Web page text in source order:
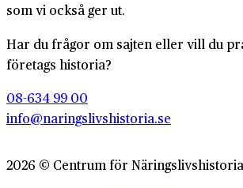
som vi också ger ut.
Har du frågor om sajten eller vill du
företags historia?
08-634 99 00
info@naringslivshistoria.se
2026 © Centrum för Näringslivshistoria